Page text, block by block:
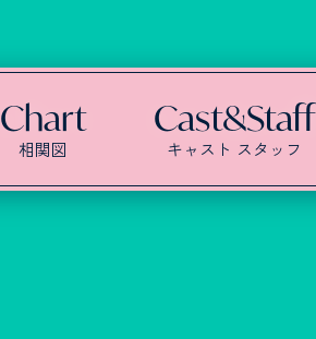
Chart
相関図
Cast&Staff
キャスト スタッフ